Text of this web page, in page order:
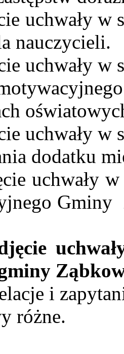
uchwały w
nauczycieli.
uchwały w
uchwały w
dodatku
uchwały
Gminy
i
różne.